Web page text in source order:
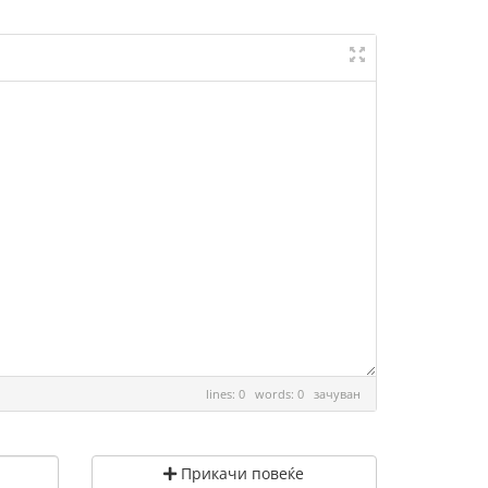
lines: 0 words: 0 зачуван
Прикачи повеќе